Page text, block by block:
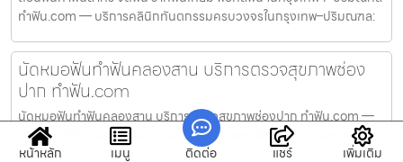
ทำฟัน.com — บริการคลินิกทันตกรรมครบวงจรในกรุงเทพ–ปริมณฑล:
นัดหมอฟันทำฟันคลองสาน บริการตรวจสุขภาพช่อง
ปาก ทำฟัน.com
นัดหมอฟันทำฟันคลองสาน บริการตรวจสุขภาพช่องปาก ทำฟัน.com —
บริการคลินิกทันตกรรมครบวงจรในกรุงเทพ–ปริมณฑล: ตรวจสุขภาพ
ช่องปา
หน้าหลัก เมนู ติดต่อ แชร์ เพิ่มเติม